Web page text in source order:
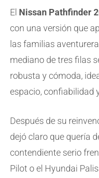
El Nissan Pathfinder
con una versión que
las familias
mediano de tres filas
robusta y cómoda,
espacio, confiabilidad
Después de su
dejó claro que quería
contendiente serio
Pilot o el Hyundai